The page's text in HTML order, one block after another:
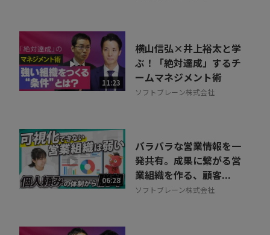
11:23
横山信弘×井上裕太と学
ぶ！「絶対達成」するチ
ームマネジメント術
ソフトブレーン株式会社
06:28
バラバラな営業情報を一
発共有。成果に繋がる営
業組織を作る、顧客...
ソフトブレーン株式会社